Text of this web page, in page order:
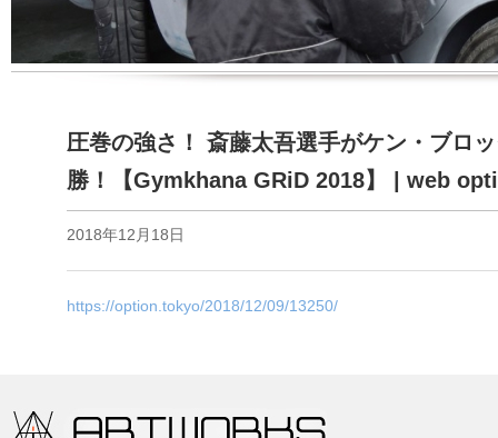
圧巻の強さ！ 斎藤太吾選手がケン・ブロ
勝！【Gymkhana GRiD 2018】 | web
2018年12月18日
https://option.tokyo/2018/12/09/13250/